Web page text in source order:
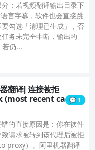
；若视频翻译输出目录下
言字幕，软件也会直接跳
勾选「清理已生成」，否
务未完全中断，输出的
若仍...
翻译] 连接被拒
(most recent ca 💬 1
的直接原因是：你在软件
请求被转到该代理后被拒
proxy）。阿里机器翻译